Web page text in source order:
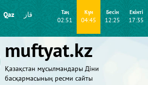
Qaz قاز Таң
02:51
Күн
04:45
Бесін
12:25
Екінті
17:35
muftyat.kz
Қазақстан мұсылмандары Діни
басқармасының ресми сайты